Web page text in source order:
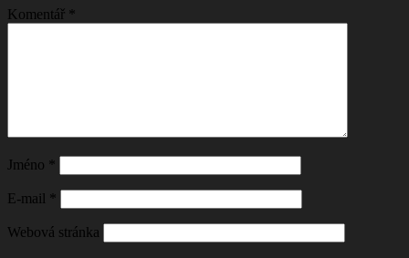
Komentář *
Jméno *
E-mail *
Webová stránka